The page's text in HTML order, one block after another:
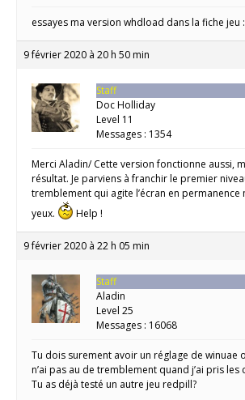
essayes ma version whdload dans la fiche jeu
9 février 2020 à 20 h 50 min
Staff
Doc Holliday
Level 11
Messages : 1354
Merci Aladin/ Cette version fonctionne aussi,
résultat. Je parviens à franchir le premier
tremblement qui agite l’écran en permanence
yeux.
Help !
9 février 2020 à 22 h 05 min
Staff
Aladin
Level 25
Messages : 16068
Tu dois surement avoir un réglage de winuae
n’ai pas au de tremblement quand j’ai pris les
Tu as déjà testé un autre jeu redpill?